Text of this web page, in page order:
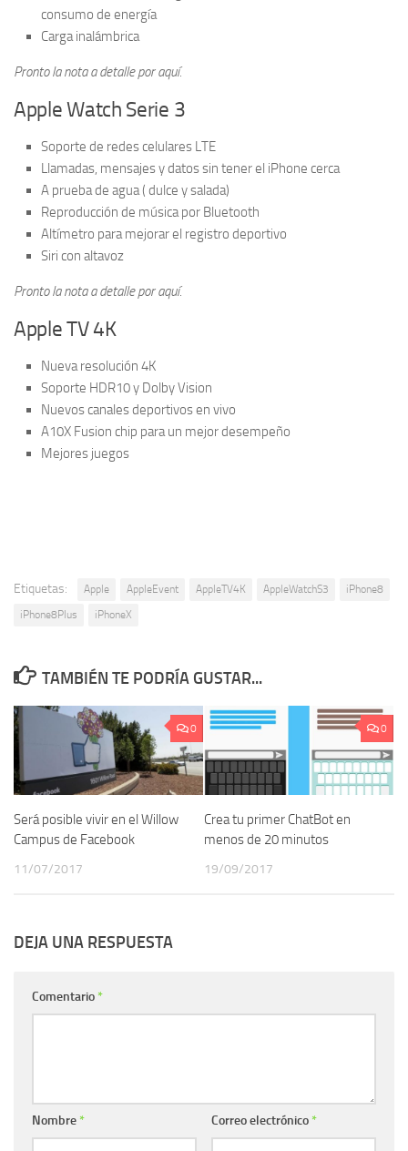
consumo de energía
Carga inalámbrica
Pronto la nota a detalle por aquí.
Apple Watch Serie 3
Soporte de redes celulares LTE
Llamadas, mensajes y datos sin tener el iPhone cerca
A prueba de agua ( dulce y salada)
Reproducción de música por Bluetooth
Altímetro para mejorar el registro deportivo
Siri con altavoz
Pronto la nota a detalle por aquí.
Apple TV 4K
Nueva resolución 4K
Soporte HDR10 y Dolby Vision
Nuevos canales deportivos en vivo
A10X Fusion chip para un mejor desempeño
Mejores juegos
Etiquetas: Apple AppleEvent AppleTV4K AppleWatchS3
iPhone8
iPhone8Plus
iPhoneX
TAMBIÉN TE PODRÍA GUSTAR...
0
Será posible vivir en el Willow
Campus de Facebook
11/07/2017
0
Crea tu primer ChatBot en
menos de 20 minutos
19/09/2017
DEJA UNA RESPUESTA
Comentario *
Nombre * Correo electrónico *